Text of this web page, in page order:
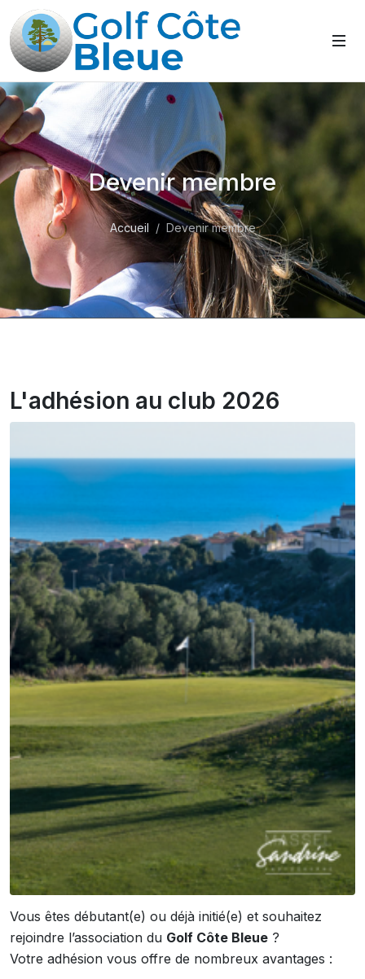
Devenir membre
Accueil Devenir membre
L'adhésion au club 2026
Vous êtes débutant(e) ou déjà initié(e) et souhaitez
rejoindre l’association du Golf Côte Bleue ?
Votre adhésion vous offre de nombreux avantages :